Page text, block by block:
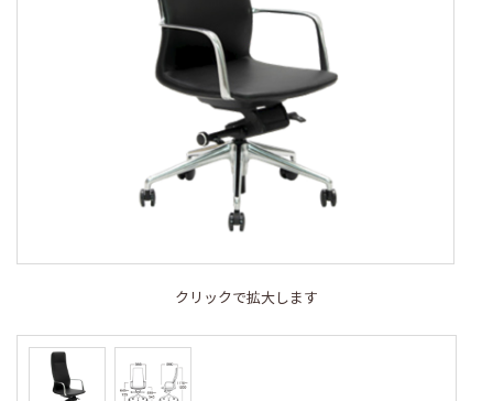
クリックで拡大します